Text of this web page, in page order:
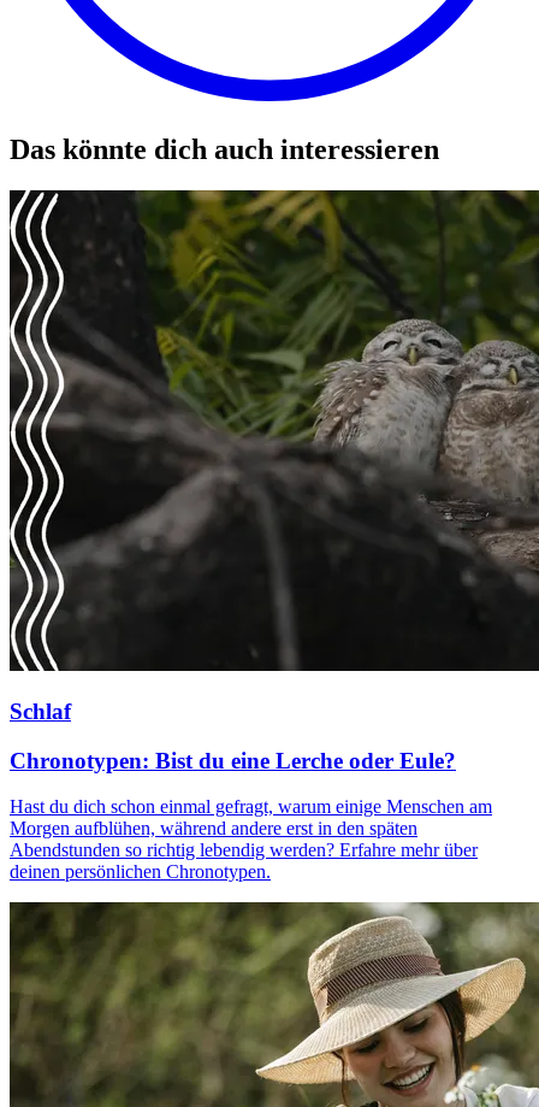
Das könnte dich auch interessieren
Schlaf
Chronotypen: Bist du eine Lerche oder Eule?
Hast du dich schon einmal gefragt, warum einige Menschen am
Morgen aufblühen, während andere erst in den späten
Abendstunden so richtig lebendig werden? Erfahre mehr über
deinen persönlichen Chronotypen.